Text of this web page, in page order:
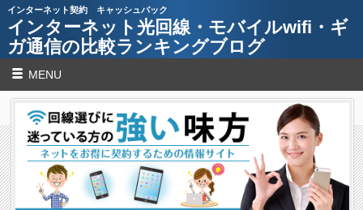
インターネット契約 キャッシュバック
インターネット光回線・モバイルwifi・ギ
ガ通信の比較ランキングブログ
MENU